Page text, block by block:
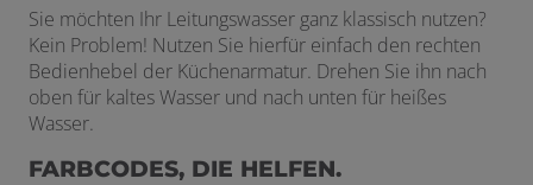
Sie möchten Ihr Leitungswasser ganz klassisch nutzen?
Kein Problem! Nutzen Sie hierfür einfach den rechten
Bedienhebel der Küchenarmatur. Drehen Sie ihn nach
oben für kaltes Wasser und nach unten für heißes
Wasser.
FARBCODES, DIE HELFEN.